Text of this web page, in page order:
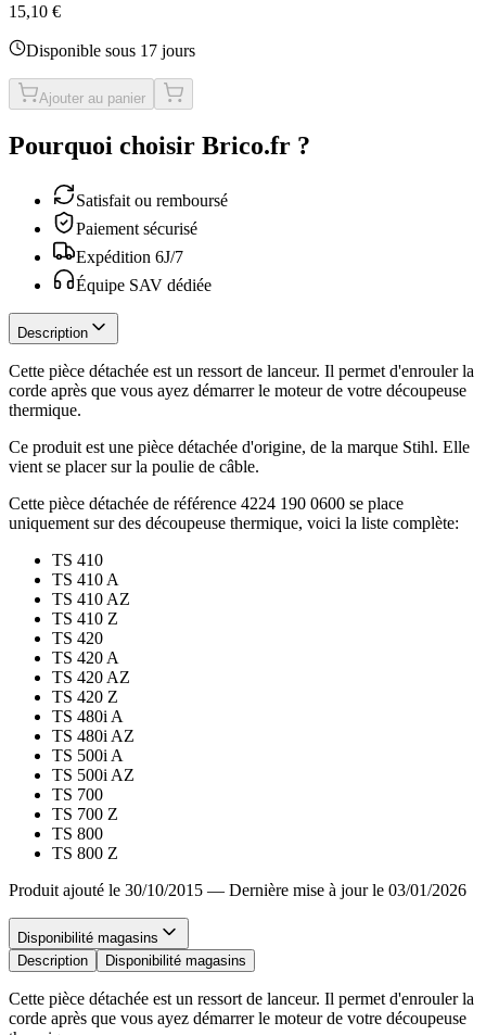
15,10 €
Disponible sous 17 jours
Ajouter au panier
Pourquoi choisir Brico.fr ?
Satisfait ou remboursé
Paiement sécurisé
Expédition 6J/7
Équipe SAV dédiée
Description
Cette pièce détachée est un ressort de lanceur. Il permet d'enrouler la
corde après que vous ayez démarrer le moteur de votre découpeuse
thermique.
Ce produit est une pièce détachée d'origine, de la marque Stihl. Elle
vient se placer sur la poulie de câble.
Cette pièce détachée de référence 4224 190 0600 se place
uniquement sur des découpeuse thermique, voici la liste complète:
TS 410
TS 410 A
TS 410 AZ
TS 410 Z
TS 420
TS 420 A
TS 420 AZ
TS 420 Z
TS 480i A
TS 480i AZ
TS 500i A
TS 500i AZ
TS 700
TS 700 Z
TS 800
TS 800 Z
Produit ajouté le 30/10/2015 — Dernière mise à jour le 03/01/2026
Disponibilité magasins
Description
Disponibilité magasins
Cette pièce détachée est un ressort de lanceur. Il permet d'enrouler la
corde après que vous ayez démarrer le moteur de votre découpeuse